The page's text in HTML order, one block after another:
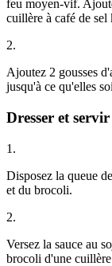
feu moyen-vif.
cuillère à café de sel
2.
Ajoutez 2 gousses
jusqu'à ce qu'elles
Dresser et servir
1.
Disposez la queue
et du brocoli.
2.
Versez la sauce au
brocoli d'une cuillère